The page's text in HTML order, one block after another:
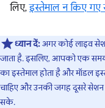
लिए,इस्तेमाल न किए
ध्यान दें:अगर कोई लाइव
जाता है. इसलिए, आपको एक
का इस्तेमाल होता है और मॉडल
चाहिए और उनकी जगह दूसरे सेशन
सके.